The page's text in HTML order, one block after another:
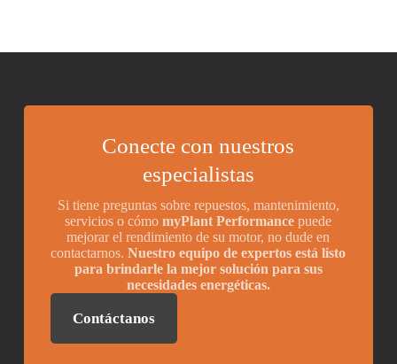
Conecte con nuestros
especialistas
Si tiene preguntas sobre repuestos, mantenimiento,
servicios o cómomyPlant Performance puede
mejorar el rendimiento de su motor, no dude en
contactarnos.Nuestro equipo de expertos está listo
para brindarle la mejor solución para sus
necesidades energéticas.
Contáctanos